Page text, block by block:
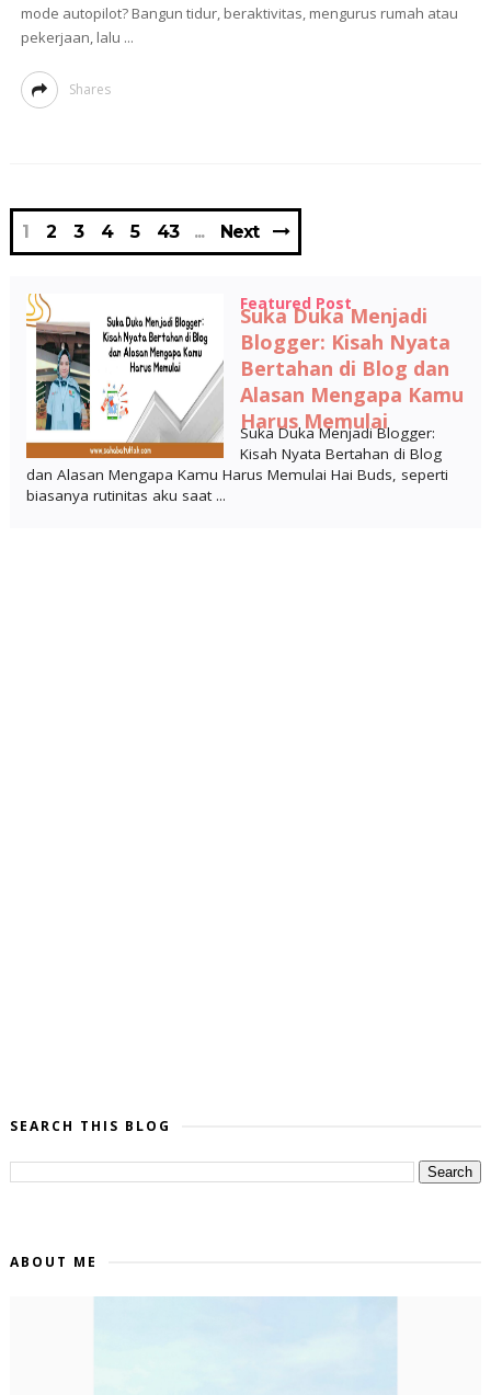
mode autopilot? Bangun tidur, beraktivitas, mengurus rumah atau
pekerjaan, lalu ...
Shares
1 2 3 4 5 43 Next
Featured Post
Suka Duka Menjadi
Blogger: Kisah Nyata
Bertahan di Blog dan
Alasan Mengapa Kamu
Harus Memulai
Suka Duka Menjadi Blogger:
Kisah Nyata Bertahan di Blog
dan Alasan Mengapa Kamu Harus Memulai Hai Buds, seperti
biasanya rutinitas aku saat ...
SEARCH THIS BLOG
ABOUT ME